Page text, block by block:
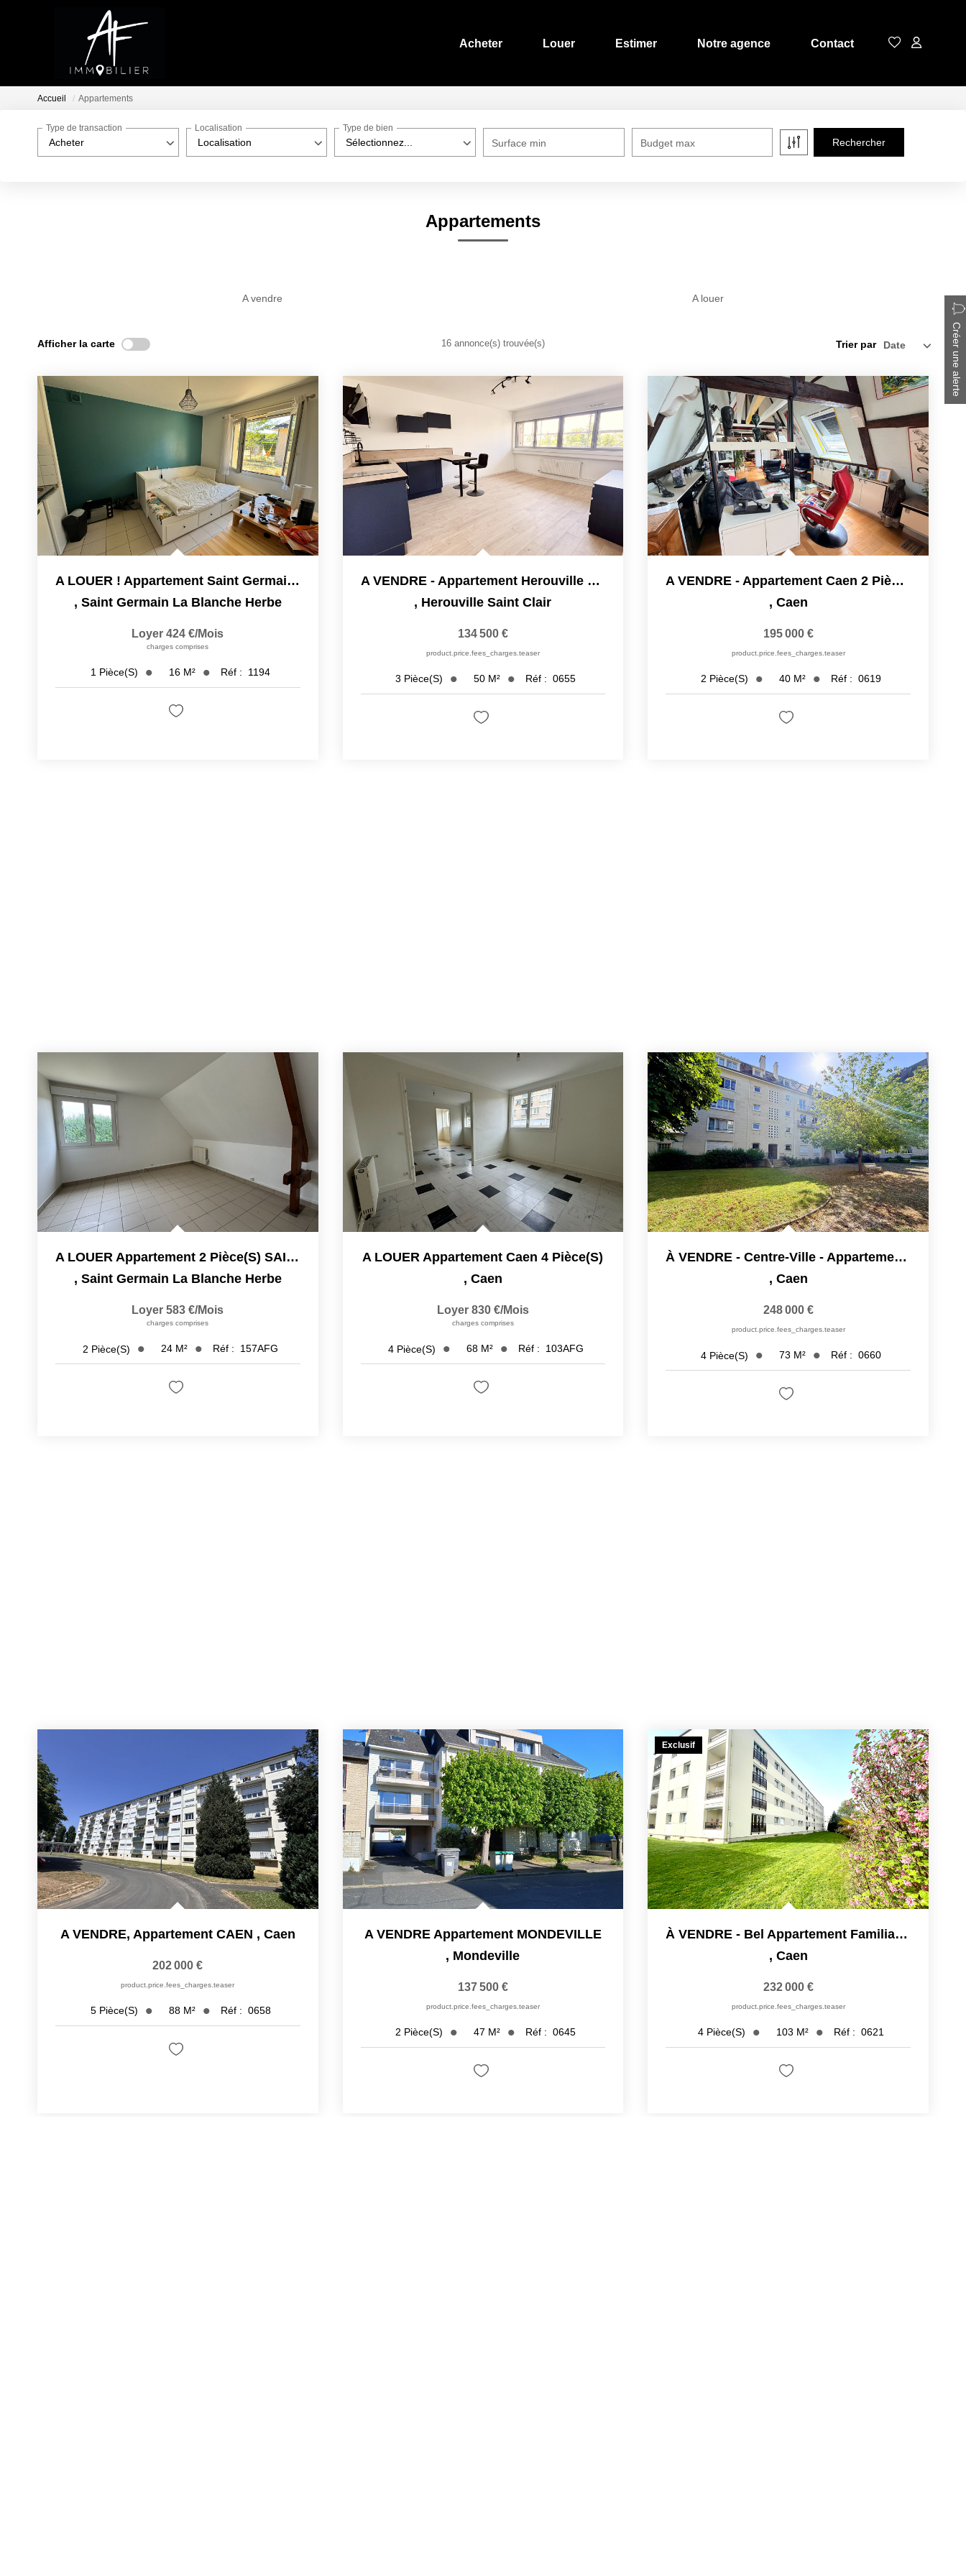
Acheter Louer Estimer Notre agence Contact
Accueil Appartements
Acheter
Type de transaction
Localisation
Localisation
Sélectionnez...
Type de bien
Surface min Budget max
Appartements
A vendre A louer
Créer une alerte
Afficher la carte 16 annonce(s) trouvée(s) Trier par
A LOUER ! Appartement Saint Germain La Blanche Herbe 1...
, Saint Germain La Blanche Herbe
Loyer 424 €/mois
charges comprises
1 Pièce(s) 16 M² Réf : 1194
A VENDRE - Appartement Herouville Saint Clair 3 Pièce(s)...
, Herouville Saint Clair
134 500 €
product.price.fees_charges.teaser
3 Pièce(s) 50 M² Réf : 0655
A VENDRE - Appartement Caen 2 Pièce(s) 40,30 M2 COUP DE...
, Caen
195 000 €
product.price.fees_charges.teaser
2 Pièce(s) 40 M² Réf : 0619
A LOUER Appartement 2 Pièce(s) SAINT GERMAIN LA BLANCHE...
, Saint Germain La Blanche Herbe
Loyer 583 €/mois
charges comprises
2 Pièce(s) 24 M² Réf : 157AFG
A LOUER Appartement Caen 4 Pièce(s)
, Caen
Loyer 830 €/mois
charges comprises
4 Pièce(s) 68 M² Réf : 103AFG
À VENDRE - Centre-Ville - Appartement T3 Lumineux Avec Cave...
, Caen
248 000 €
product.price.fees_charges.teaser
4 Pièce(s) 73 M² Réf : 0660
A VENDRE, Appartement CAEN , Caen
202 000 €
product.price.fees_charges.teaser
5 Pièce(s) 88 M² Réf : 0658
A VENDRE Appartement MONDEVILLE
, Mondeville
137 500 €
product.price.fees_charges.teaser
2 Pièce(s) 47 M² Réf : 0645
Exclusif
À VENDRE - Bel Appartement Familial - Caen Rive Gauche -...
, Caen
232 000 €
product.price.fees_charges.teaser
4 Pièce(s) 103 M² Réf : 0621